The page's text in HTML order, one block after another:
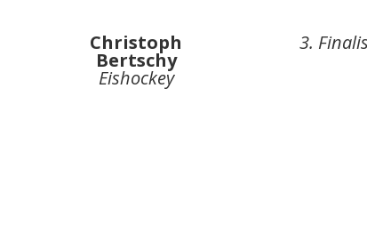
Christoph
Bertschy
Eishockey
3.